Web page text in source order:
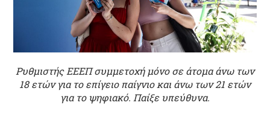
Ρυθμιστής ΕΕΕΠ συμμετοχή μόνο σε άτομα άνω των
18 ετών για το επίγειο παίγνιο και άνω των 21 ετών
για το ψηφιακό. Παίξε υπεύθυνα.